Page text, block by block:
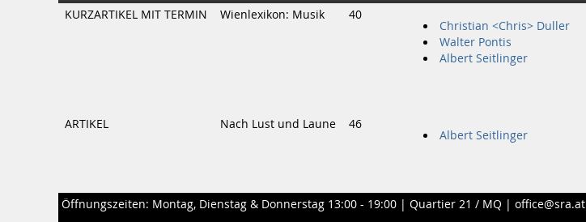
KURZARTIKEL MIT TERMIN
Wienlexikon: Musik 40
Christian <Chris> Duller
Walter Pontis
Albert Seitlinger
ARTIKEL Nach Lust und Laune 46
Albert Seitlinger
Öffnungszeiten: Montag, Dienstag & Donnerstag 13:00 - 19:00 | Quartier 21 / MQ | office@sra.at